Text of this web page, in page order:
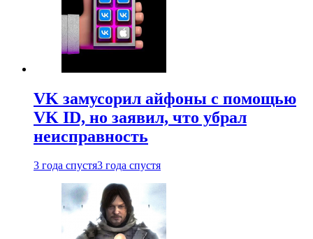
VK замусорил айфоны с помощью
VK ID, но заявил, что убрал
неисправность
3 года спустя3 года спустя